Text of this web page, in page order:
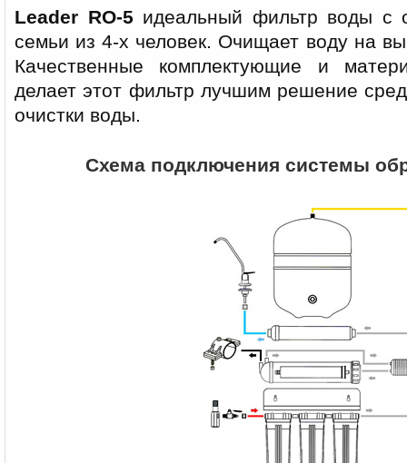
Leader RO-5 идеальный фильтр воды с
семьи из 4-х человек. Очищает воду на
Качественные комплектующие и
делает этот фильтр лучшим решение
очистки воды.
Схема подключения системы